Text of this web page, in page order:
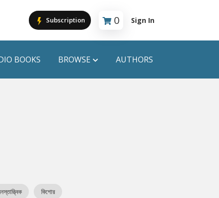
Subscription 0
Cart is empty
Sign In
BOOKS BROWSE AUTHORS
কিশোর